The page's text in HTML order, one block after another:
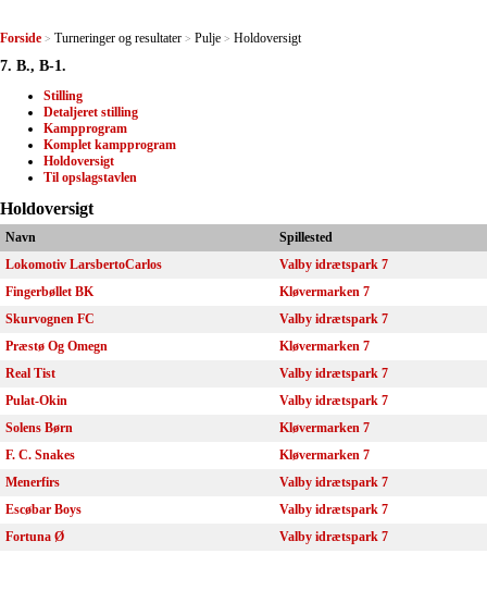
Forside > Turneringer og resultater > Pulje > Holdoversigt
7. B., B-1.
Stilling
Detaljeret stilling
Kampprogram
Komplet kampprogram
Holdoversigt
Til opslagstavlen
Holdoversigt
Navn
Spillested
Lokomotiv LarsbertoCarlos
Valby idrætspark 7
Fingerbøllet BK
Kløvermarken 7
Skurvognen FC
Valby idrætspark 7
Præstø Og Omegn
Kløvermarken 7
Real Tist
Valby idrætspark 7
Pulat-Okin
Valby idrætspark 7
Solens Børn
Kløvermarken 7
F. C. Snakes
Kløvermarken 7
Menerfirs
Valby idrætspark 7
Escøbar Boys
Valby idrætspark 7
Fortuna Ø
Valby idrætspark 7